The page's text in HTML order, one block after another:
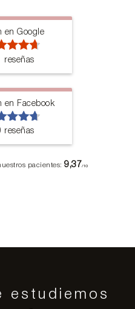
en Google
reseñas
en Facebook
reseñas
pacientes:9,37/10
estudiemos